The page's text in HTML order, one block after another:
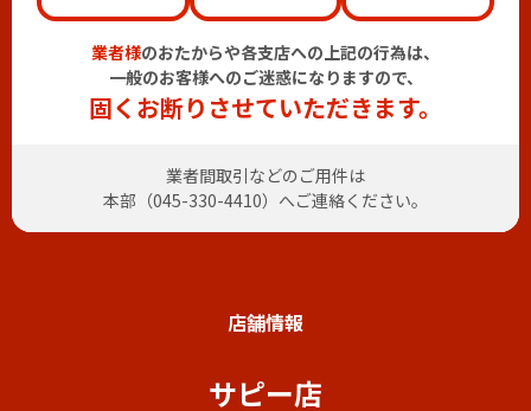
業者様のおたからや各支店への上記の行為は、
一般のお客様へのご迷惑になりますので、
固くお断りさせていただきます。
業者間取引などのご用件は
本部（045-330-4410）へご連絡ください。
店舗情報
サピー店